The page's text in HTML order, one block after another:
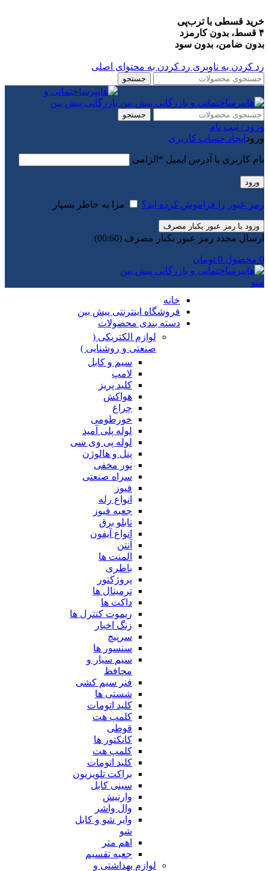
خرید قسطی با ترب‌پی
۴ قسط، بدون کارمزد
بدون ضامن، بدون سود
رد کردن به ناوبری رد کردن به محتوای اصلی
جستجو
جستجو
ورود / ثبت نام
ورود ایجاد حساب کاربری
نام کاربری یا آدرس ایمیل * الزامی
ورود
رمز عبور را فراموش کرده اید؟ مرا به خاطر بسپار
ورود با رمز عبور یکبار مصرف
ارسال مجدد رمز عبور یکبار مصرف (00:
60
)
0 محصول 0 تومان
منو
خانه
فروشگاه اینترنتی پیش بین
دسته بندی محصولات
لوازم الکتریکی (
صنعتی و روشنایی )
سیم و کابل
لامپ
کلید پریز
هواکش
چراغ
خورطومی
لوله پلی آمید
لوله پی وی سی
پنل و هالوژن
نور مخفی
سراه صنعتی
فیوز
انواع رله
جعبه فیوز
تابلو برق
انواع آیفون
آنتن
المنت ها
باطری
پروژکتور
ترمینال ها
داکت ها
ریموت کنترل ها
زنگ اخبار
سرپیچ
سنسور ها
سیم سیار و
محافظ
فنر سیم کشی
شستی ها
کلید اتومات
کلمپ هت
قوطی
کانکتور ها
کلمپ هت
کلید اتومات
براکت تلویزیون
سینی کابل
وارنیش
وال واشر
وایر شو و کابل
شو
اهم متر
جعبه تقسیم
لوازم بهداشتی و